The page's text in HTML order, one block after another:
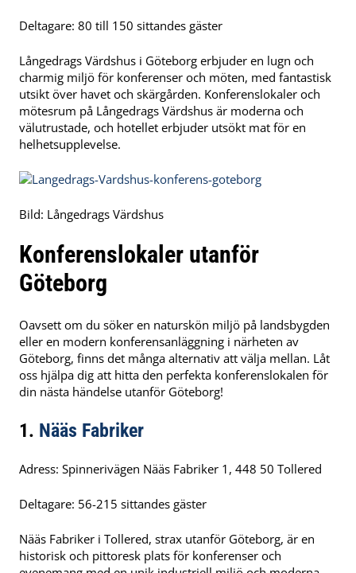
Deltagare: 80 till 150 sittandes gäster
Långedrags Värdshus i Göteborg erbjuder en lugn och
charmig miljö för konferenser och möten, med fantastisk
utsikt över havet och skärgården. Konferenslokaler och
mötesrum på Långedrags Värdshus är moderna och
välutrustade, och hotellet erbjuder utsökt mat för en
helhetsupplevelse.
Bild: Långedrags Värdshus
Konferenslokaler utanför
Göteborg
Oavsett om du söker en naturskön miljö på landsbygden
eller en modern konferensanläggning i närheten av
Göteborg, finns det många alternativ att välja mellan. Låt
oss hjälpa dig att hitta den perfekta konferenslokalen för
din nästa händelse utanför Göteborg!
1. Nääs Fabriker
Adress: Spinnerivägen Nääs Fabriker 1, 448 50 Tollered
Deltagare: 56-215 sittandes gäster
Nääs Fabriker i Tollered, strax utanför Göteborg, är en
historisk och pittoresk plats för konferenser och